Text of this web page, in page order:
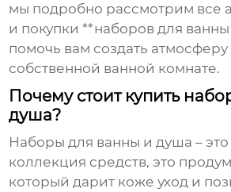
мы подробно рассмотрим все
и покупки **наборов для
помочь вам создать атмосферу
собственной ванной комнате.
Почему стоит купить
душа?
Наборы для ванны и душа – это
коллекция средств, это
который дарит коже уход и